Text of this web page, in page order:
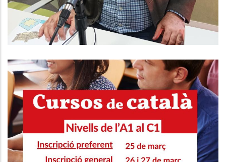
Altres
L'A1 AL C1
Educació